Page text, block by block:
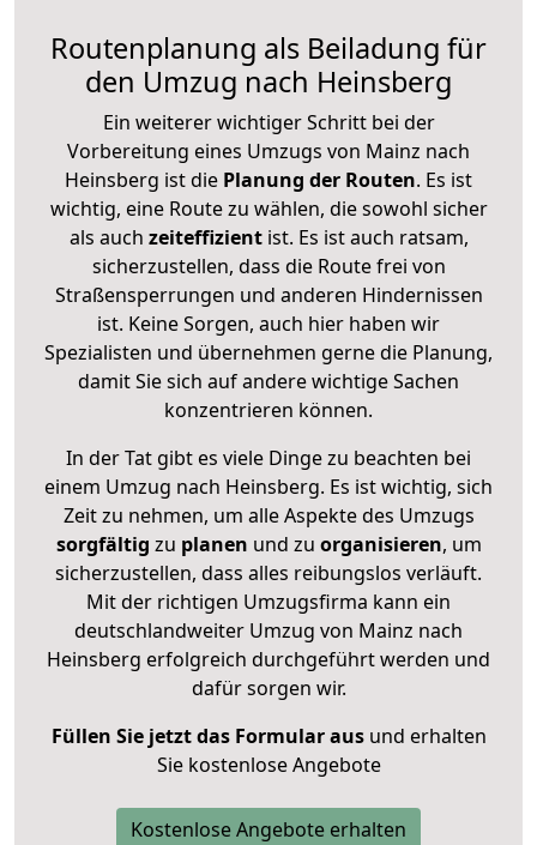
Routenplanung als Beiladung für
den Umzug nach Heinsberg
Ein weiterer wichtiger Schritt bei der
Vorbereitung eines Umzugs von Mainz nach
Heinsberg ist die Planung der Routen. Es ist
wichtig, eine Route zu wählen, die sowohl sicher
als auch zeiteffizientist. Es ist auch ratsam,
sicherzustellen, dass die Route frei von
Straßensperrungen und anderen Hindernissen
ist. Keine Sorgen, auch hier haben wir
Spezialisten und übernehmen gerne die Planung,
damit Sie sich auf andere wichtige Sachen
konzentrieren können.
In der Tat gibt es viele Dinge zu beachten bei
einem Umzug nach Heinsberg. Es ist wichtig, sich
Zeit zu nehmen, um alle Aspekte des Umzugs
sorgfältig zu planen und zu organisieren, um
sicherzustellen, dass alles reibungslos verläuft.
Mit der richtigen Umzugsfirma kann ein
deutschlandweiter Umzug von Mainz nach
Heinsberg erfolgreich durchgeführt werden und
dafür sorgen wir.
Füllen Sie jetzt das Formular ausund erhalten
Sie kostenlose Angebote
Kostenlose Angebote erhalten